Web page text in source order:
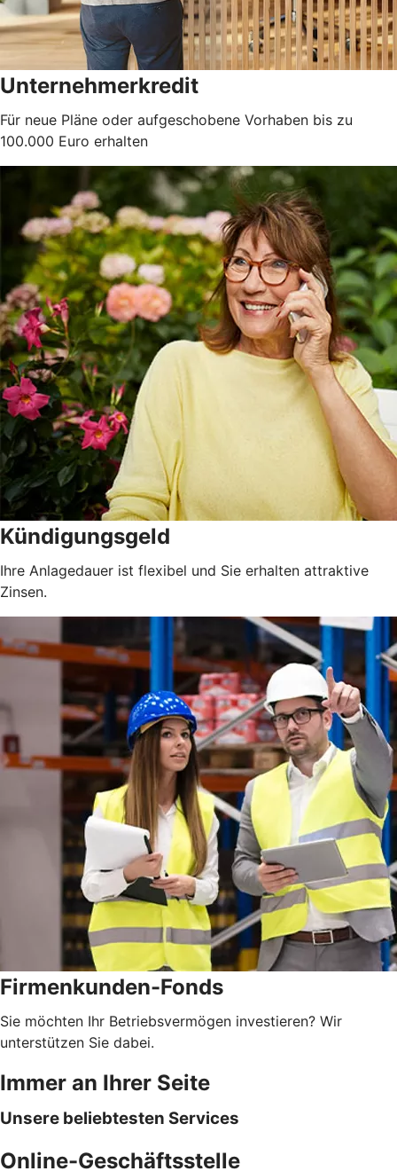
Unternehmerkredit
Für neue Pläne oder aufgeschobene Vorhaben bis zu
100.000 Euro erhalten
Kündigungsgeld
Ihre Anlagedauer ist flexibel und Sie erhalten attraktive
Zinsen.
Firmenkunden-Fonds
Sie möchten Ihr Betriebsvermögen investieren? Wir
unterstützen Sie dabei.
Immer an Ihrer Seite
Unsere beliebtesten Services
Online-Geschäftsstelle